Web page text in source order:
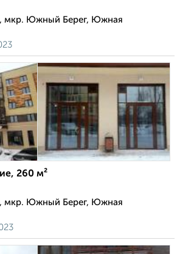
мкр. Южный Берег, Южная
260 м²
мкр. Южный Берег, Южная